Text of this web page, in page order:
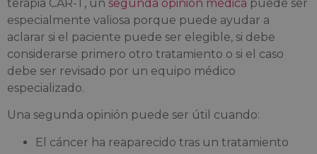
terapia CAR-T, un segunda opinión médica puede ser
especialmente valiosa porque puede ayudar a
aclarar si el paciente puede ser elegible, si debe
considerarse primero otro tratamiento o si el caso
debe ser revisado por un equipo médico
especializado.
Una segunda opinión puede ser útil cuando:
El cáncer ha reaparecido tras un tratamiento